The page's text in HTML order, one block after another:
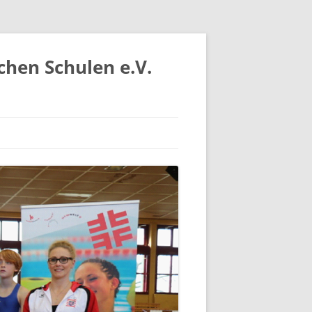
Schulen e.V.